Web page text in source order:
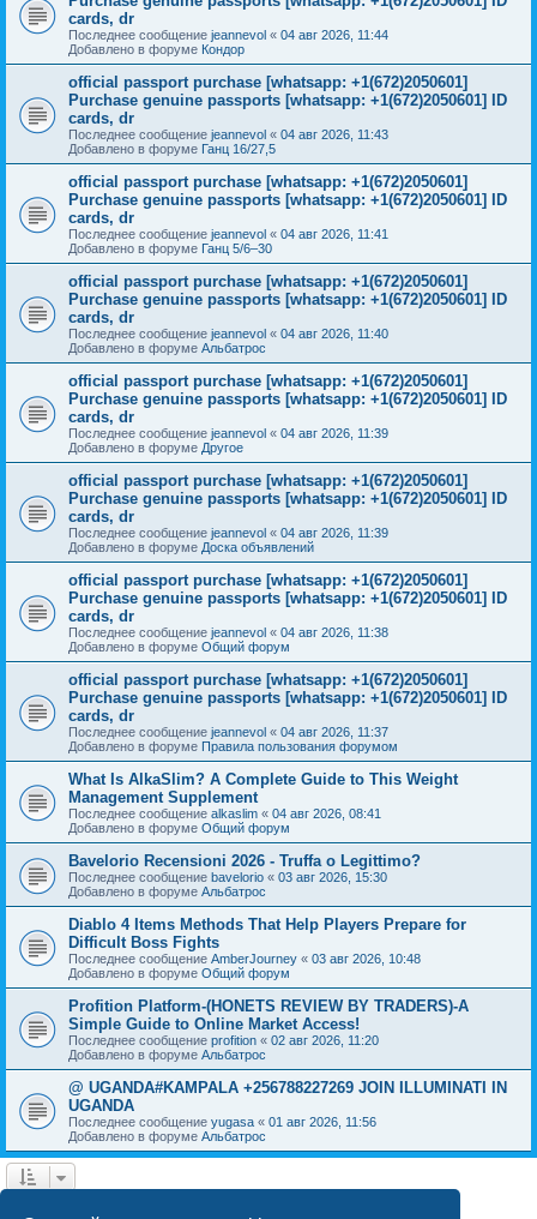
cards, dr
Последнее сообщение jeannevol « 04 авг 2026, 11:44
Добавлено в форуме Кондор
official passport purchase [whatsapp: +1(672)2050601]
Purchase genuine passports [whatsapp: +1(672)2050601] ID
cards, dr
Последнее сообщение jeannevol « 04 авг 2026, 11:43
Добавлено в форуме Ганц 16/27,5
official passport purchase [whatsapp: +1(672)2050601]
Purchase genuine passports [whatsapp: +1(672)2050601] ID
cards, dr
Последнее сообщение jeannevol « 04 авг 2026, 11:41
Добавлено в форуме Ганц 5/6–30
official passport purchase [whatsapp: +1(672)2050601]
Purchase genuine passports [whatsapp: +1(672)2050601] ID
cards, dr
Последнее сообщение jeannevol « 04 авг 2026, 11:40
Добавлено в форуме Альбатрос
official passport purchase [whatsapp: +1(672)2050601]
Purchase genuine passports [whatsapp: +1(672)2050601] ID
cards, dr
Последнее сообщение jeannevol « 04 авг 2026, 11:39
Добавлено в форуме Другое
official passport purchase [whatsapp: +1(672)2050601]
Purchase genuine passports [whatsapp: +1(672)2050601] ID
cards, dr
Последнее сообщение jeannevol « 04 авг 2026, 11:39
Добавлено в форуме Доска объявлений
official passport purchase [whatsapp: +1(672)2050601]
Purchase genuine passports [whatsapp: +1(672)2050601] ID
cards, dr
Последнее сообщение jeannevol « 04 авг 2026, 11:38
Добавлено в форуме Общий форум
official passport purchase [whatsapp: +1(672)2050601]
Purchase genuine passports [whatsapp: +1(672)2050601] ID
cards, dr
Последнее сообщение jeannevol « 04 авг 2026, 11:37
Добавлено в форуме Правила пользования форумом
What Is AlkaSlim? A Complete Guide to This Weight
Management Supplement
Последнее сообщение alkaslim « 04 авг 2026, 08:41
Добавлено в форуме Общий форум
Bavelorio Recensioni 2026 - Truffa o Legittimo?
Последнее сообщение bavelorio « 03 авг 2026, 15:30
Добавлено в форуме Альбатрос
Diablo 4 Items Methods That Help Players Prepare for
Difficult Boss Fights
Последнее сообщение AmberJourney « 03 авг 2026, 10:48
Добавлено в форуме Общий форум
Profition Platform-(HONETS REVIEW BY TRADERS)-A
Simple Guide to Online Market Access!
Последнее сообщение profition « 02 авг 2026, 11:20
Добавлено в форуме Альбатрос
@ UGANDA#KAMPALA +256788227269 JOIN ILLUMINATI IN
UGANDA
Последнее сообщение yugasa « 01 авг 2026, 11:56
Добавлено в форуме Альбатрос